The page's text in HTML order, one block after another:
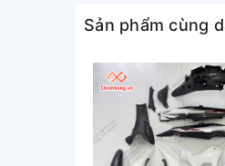
Sản phẩm cùng